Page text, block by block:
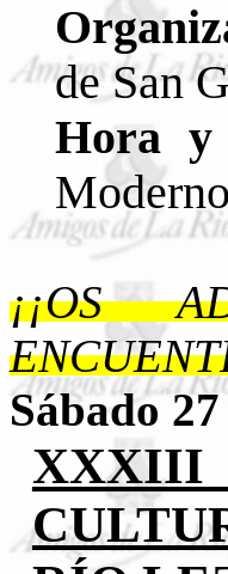
de San
Hora y
¡¡OS
Sábado
XXXIII